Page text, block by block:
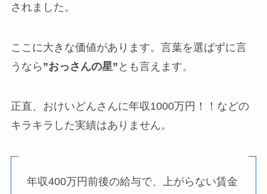
されました。
ここに大きな価値があります。言葉を選ばずに言
うなら ”おっさんの星” とも言えます。
正直、おけいどんさんに年収1000万円！！などの
キラキラした実績はありません。
年収400万円前後の給与で、上がらない賃金